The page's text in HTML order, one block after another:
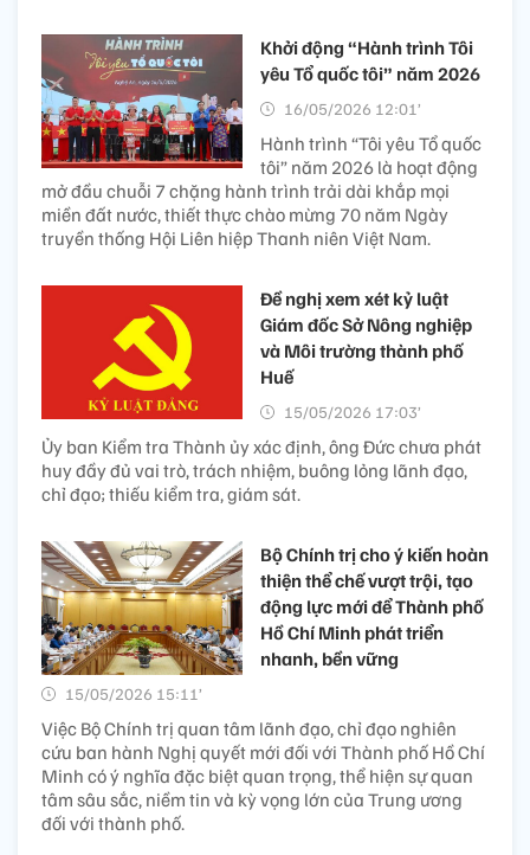
Khởi động “Hành trình Tôi
yêu Tổ quốc tôi” năm 2026
16/05/2026 12:01’
Hành trình “Tôi yêu Tổ quốc
tôi” năm 2026 là hoạt động
mở đầu chuỗi 7 chặng hành trình trải dài khắp mọi
miền đất nước, thiết thực chào mừng 70 năm Ngày
truyền thống Hội Liên hiệp Thanh niên Việt Nam.
Đề nghị xem xét kỷ luật
Giám đốc Sở Nông nghiệp
và Môi trường thành phố
Huế
15/05/2026 17:03’
Ủy ban Kiểm tra Thành ủy xác định, ông Đức chưa phát
huy đầy đủ vai trò, trách nhiệm, buông lỏng lãnh đạo,
chỉ đạo; thiếu kiểm tra, giám sát.
Bộ Chính trị cho ý kiến hoàn
thiện thể chế vượt trội, tạo
động lực mới để Thành phố
Hồ Chí Minh phát triển
nhanh, bền vững
15/05/2026 15:11’
Việc Bộ Chính trị quan tâm lãnh đạo, chỉ đạo nghiên
cứu ban hành Nghị quyết mới đối với Thành phố Hồ Chí
Minh có ý nghĩa đặc biệt quan trọng, thể hiện sự quan
tâm sâu sắc, niềm tin và kỳ vọng lớn của Trung ương
đối với thành phố.